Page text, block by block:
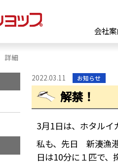
会社
詳細
2022.03.11 お知らせ
解禁！
3月1日は、ホタルイ
私も、先日 新湊漁
日は10分に１匹で、